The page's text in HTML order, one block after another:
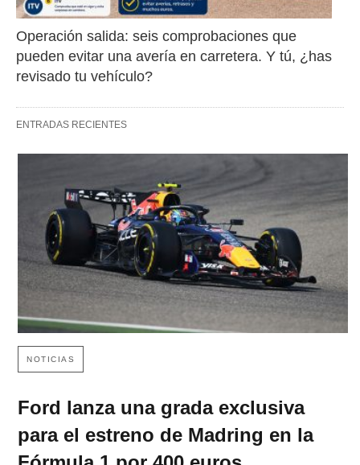
Operación salida: seis comprobaciones que
pueden evitar una avería en carretera. Y tú, ¿has
revisado tu vehículo?
ENTRADAS RECIENTES
NOTICIAS
Ford lanza una grada exclusiva
para el estreno de Madring en la